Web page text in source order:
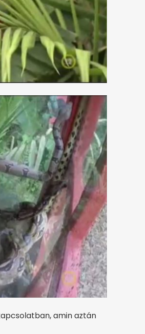
amin aztán